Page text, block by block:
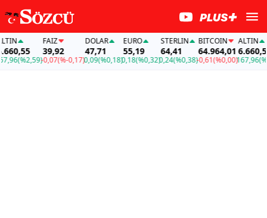
(%2,59)
FAİZ
39,92
-0,07(%-0,17)
DOLAR
47,71
0,09(%0,18)
EURO
55,19
0,18(%0,32)
STERLIN
64,41
0,24(%0,38)
BITCOIN
64.964,01
-0,61(%0,00)
ALTIN
6.660,55
167,96